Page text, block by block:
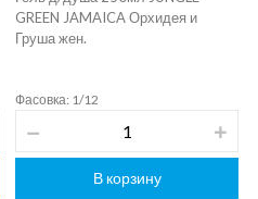
GREEN JAMAICA Орхидея и
Груша жен.
Фасовка: 1/12
В корзину